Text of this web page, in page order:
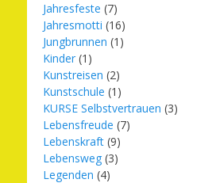
Jahresfeste (7)
Jahresmotti (16)
Jungbrunnen (1)
Kinder (1)
Kunstreisen (2)
Kunstschule (1)
KURSE Selbstvertrauen (3)
Lebensfreude (7)
Lebenskraft (9)
Lebensweg (3)
Legenden (4)